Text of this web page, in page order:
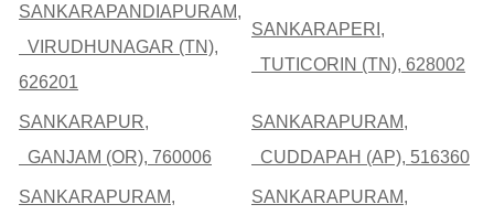
SANKARAPANDIAPURAM,
VIRUDHUNAGAR (TN),
626201
SANKARAPERI,
TUTICORIN (TN), 628002
SANKARAPUR,
GANJAM (OR), 760006
SANKARAPURAM,
CUDDAPAH (AP), 516360
SANKARAPURAM,
SANKARAPURAM,